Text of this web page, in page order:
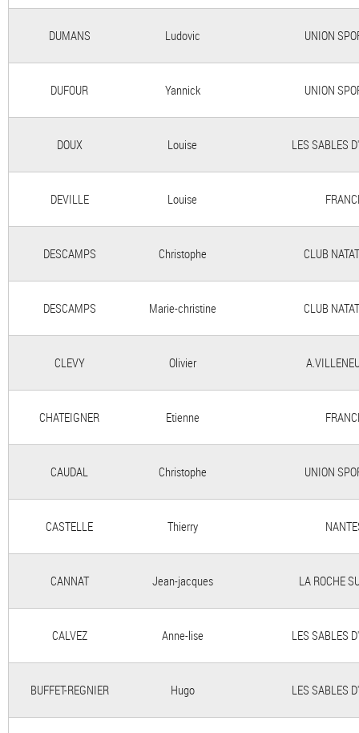
DUMANS Ludovic UNION
DUFOUR Yannick UNION
DOUX Louise LES SABLES
DEVILLE Louise
DESCAMPS Christophe CLUB
DESCAMPS Marie-christine CLUB
CLEVY Olivier
CHATEIGNER Etienne
CAUDAL Christophe UNION
CASTELLE Thierry
CANNAT Jean-jacques LA ROCHE
CALVEZ Anne-lise LES SABLES
BUFFET-REGNIER Hugo LES SABLES